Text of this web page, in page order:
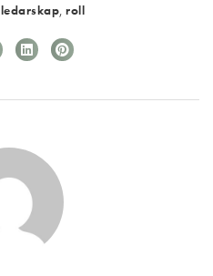
ledarskap,roll